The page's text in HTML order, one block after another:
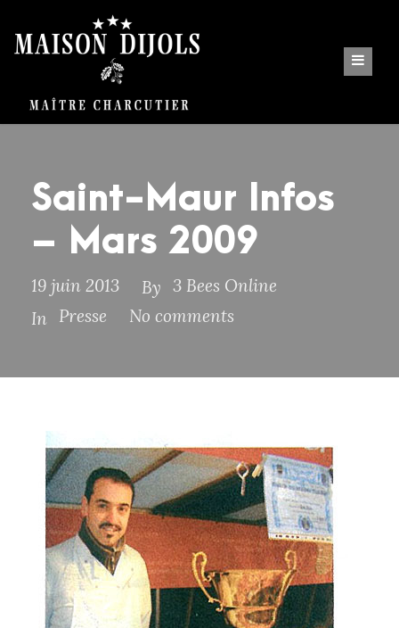
Saint-Maur Infos
– Mars 2009
19 juin 2013 By 3 Bees Online
In
Presse No comments